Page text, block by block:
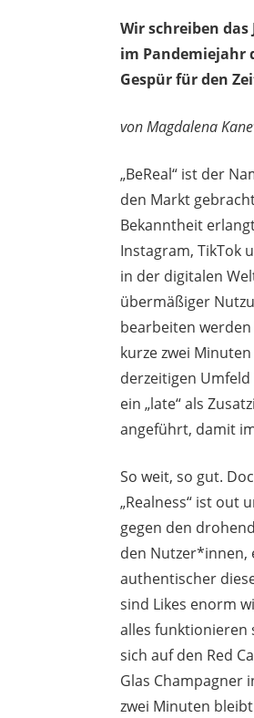
Wir schreiben das
im Pandemiejahr
Gespür für den
vonMagdalena
„BeReal“ ist der
den Markt
Bekanntheit
Instagram, TikTok
in der digitalen
übermäßiger
bearbeiten
kurze zwei
derzeitigen
ein „late“ als
angeführt, damit
So weit, so gut.
„Realness“ ist out
gegen den
den Nutzer*innen,
authentischer
sind Likes enorm
alles funktionieren
sich auf den Red
Glas Champagner
zwei Minuten